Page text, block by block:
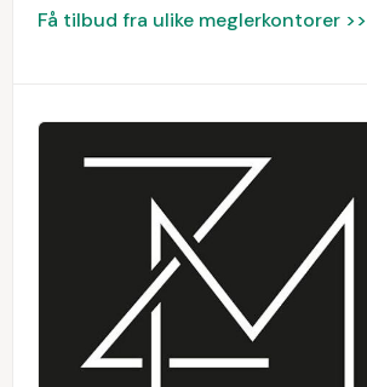
Få tilbud fra ulike meglerkontorer >>